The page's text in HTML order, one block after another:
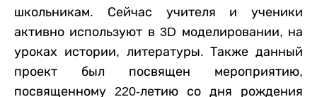
школьникам. Сейчас учителя и ученики
активно используют в 3D моделировании, на
уроках истории, литературы. Также данный
проект был посвящен мероприятию,
посвященному 220-летию со дня рождения